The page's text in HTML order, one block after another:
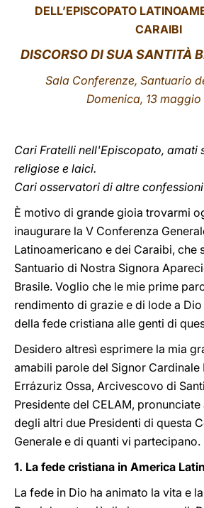
DELL’EPISCOPATO
CARAIBI
DISCORSODI SUA SANTITÀ
Sala Conferenze, Santuario
Domenica, 13
Cari Fratelli nell'Episcopato, amati
religiose e laici.
Cari osservatori di altre
È motivo di grande gioia trovarmi
inaugurare la V Conferenza
Latinoamericano e dei Caraibi, che
Santuario di Nostra Signora
Brasile. Voglio che le mie prime
rendimento di grazie e di lode a
della fede cristiana alle genti di
Desidero altresì esprimere la mia
amabili parole del Signor
Errázuriz Ossa, Arcivescovo di
Presidente del CELAM, pronunciate
degli altri due Presidenti di questa
Generale e di quanti vi partecipano.
1. La fede cristiana in America
La fede in Dio ha animato la vita e